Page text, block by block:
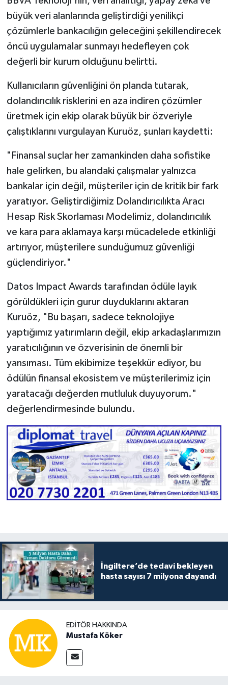
büyük veri alanlarında geliştirdiği yenilikçi
çözümlerle bankacılığın geleceğini şekillendirecek
öncü uygulamalar sunmayı hedefleyen çok
değerli bir kurum olduğunu belirtti.
Kullanıcıların güvenliğini ön planda tutarak,
dolandırıcılık risklerini en aza indiren çözümler
üretmek için ekip olarak büyük bir özveriyle
çalıştıklarını vurgulayan Kuruöz, şunları kaydetti:
"Finansal suçlar her zamankinden daha sofistike
hale gelirken, bu alandaki çalışmalar yalnızca
bankalar için değil, müşteriler için de kritik bir fark
yaratıyor. Geliştirdiğimiz Dolandırıcılıkta Aracı
Hesap Risk Skorlaması Modelimiz, dolandırıcılık
ve kara para aklamaya karşı mücadelede etkinliği
artırıyor, müşterilere sunduğumuz güvenliği
güçlendiriyor."
Datos Impact Awards tarafından ödüle layık
görüldükleri için gurur duyduklarını aktaran
Kuruöz, "Bu başarı, sadece teknolojiye
yaptığımız yatırımların değil, ekip arkadaşlarımızın
yaratıcılığının ve özverisinin de önemli bir
yansıması. Tüm ekibimize teşekkür ediyor, bu
ödülün finansal ekosistem ve müşterilerimiz için
yaratacağı değerden mutluluk duyuyorum."
değerlendirmesinde bulundu.
İngiltere’de tedavi bekleyen
hasta sayısı 7 milyona dayandı
EDITÖR HAKKINDA
Mustafa Köker